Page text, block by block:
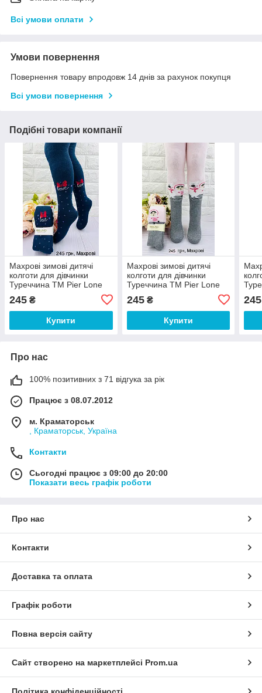
Всі умови оплати
Умови повернення
Повернення товару впродовж 14 днів за рахунок покупця
Всі умови повернення
Подібні товари компанії
Махрові зимові дитячі
колготи для дівчинки
Туреччина ТМ Pier Lone
245 ₴
Купити
Махрові зимові дитячі
колготи для дівчинки
Туреччина ТМ Pier Lone
245₴
Купити
245
Про нас
100% позитивних з 71 відгука за рік
Працює з 08.07.2012
м. Краматорськ
, Краматорськ, Україна
Контакти
Сьогодні працює з 09:00 до 20:00
Показати весь графік роботи
Про нас
Контакти
Доставка та оплата
Графік роботи
Повна версія сайту
Сайт створено на маркетплейсі Prom.ua